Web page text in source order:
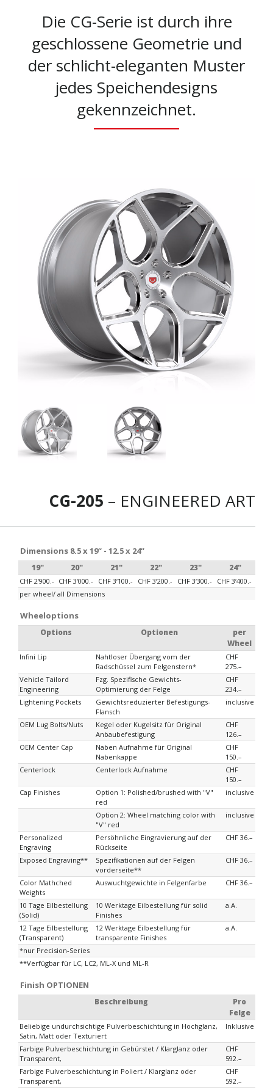
Die CG-Serie ist durch ihre
geschlossene Geometrie und
der schlicht-eleganten Muster
jedes Speichendesigns
gekennzeichnet.
CG-205 – ENGINEERED ART
Dimensions 8.5 x 19“ - 12.5 x 24“
19" 20" 21" 22" 23" 24"
CHF 2‘900.- CHF 3‘000.- CHF 3‘100.- CHF 3‘200.- CHF 3‘300.-
CHF 3‘400.-
per wheel/ all Dimensions
Wheeloptions
Options Optionen
per
Wheel
Infini Lip
Nahtloser Übergang vom der
Radschüssel zum Felgenstern*
CHF
275.–
Vehicle Tailord
Engineering
Fzg. Spezifische Gewichts-
Optimierung der Felge
CHF
234.–
Lightening Pockets
Gewichtsreduzierter Befestigungs-
Flansch
inclusive
OEM Lug Bolts/Nuts
Kegel oder Kugelsitz für Original
Anbaubefestigung
CHF
126.–
OEM Center Cap
Naben Aufnahme für Original
Nabenkappe
CHF
150.–
Centerlock
Centerlock Aufnahme
CHF
150.–
Cap Finishes
Option 1: Polished/brushed with "V"
red
inclusive
Option 2: Wheel matching color with
"V" red
inclusive
Personalized
Engraving
Persöhnliche Eingravierung auf der
Rückseite
CHF 36.–
Exposed Engraving**
Spezifikationen auf der Felgen
vorderseite**
CHF 36.–
Color Mathched
Weights
Auswuchtgewichte in Felgenfarbe CHF 36.–
10 Tage Eilbestellung
(Solid)
10 Werktage Eilbestellung für solid
Finishes
a.A.
12 Tage Eilbestellung
(Transparent)
12 Werktage Eilbestellung für
transparente Finishes
a.A.
*nur Precision-Series
**Verfügbar für LC, LC2, ML-X und ML-R
Finish OPTIONEN
Beschreibung
Pro
Felge
Beliebige undurchsichtige Pulverbeschichtung in Hochglanz,
Satin, Matt oder Texturiert
Inklusive
Farbige Pulverbeschichtung in Gebürstet / Klarglanz oder
Transparent,
CHF
592.–
Farbige Pulverbeschichtung in Poliert / Klarglanz oder
Transparent,
CHF
592.–